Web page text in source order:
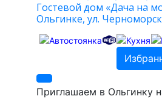
Гостевой дом «Дача на
Ольгинке, ул.
Приглашаем в Ольгинку